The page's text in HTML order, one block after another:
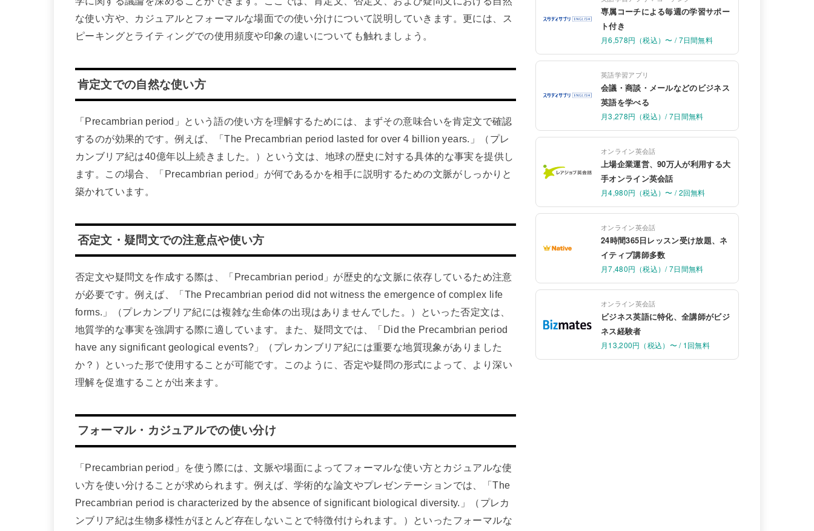
な使い方や、カジュアルとフォーマルな場面での使い分けについて説明していきます。更には、ス
ピーキングとライティングでの使用頻度や印象の違いについても触れましょう。
肯定文での自然な使い方
「Precambrian period」という語の使い方を理解するためには、まずその意味合いを肯定文で確認
するのが効果的です。例えば、「The Precambrian period lasted for over 4 billion years.」（プレ
カンブリア紀は40億年以上続きました。）という文は、地球の歴史に対する具体的な事実を提供し
ます。この場合、「Precambrian period」が何であるかを相手に説明するための文脈がしっかりと
築かれています。
否定文・疑問文での注意点や使い方
否定文や疑問文を作成する際は、「Precambrian period」が歴史的な文脈に依存しているため注意
が必要です。例えば、「The Precambrian period did not witness the emergence of complex life
forms.」（プレカンブリア紀には複雑な生命体の出現はありませんでした。）といった否定文は、
地質学的な事実を強調する際に適しています。また、疑問文では、「Did the Precambrian period
have any significant geological events?」（プレカンブリア紀には重要な地質現象がありました
か？）といった形で使用することが可能です。このように、否定や疑問の形式によって、より深い
理解を促進することが出来ます。
フォーマル・カジュアルでの使い分け
「Precambrian period」を使う際には、文脈や場面によってフォーマルな使い方とカジュアルな使
い方を使い分けることが求められます。例えば、学術的な論文やプレゼンテーションでは、「The
Precambrian period is characterized by the absence of significant biological diversity.」（プレカ
ンブリア紀は生物多様性がほとんど存在しないことで特徴付けられます。）といったフォーマルな
専属コーチによる毎週の学習サポー
ト付き
月6,578円（税込）〜 / 7日間無料
英語学習アプリ
会議・商談・メールなどのビジネス
英語を学べる
月3,278円（税込）/ 7日間無料
オンライン英会話
上場企業運営、90万人が利用する大
手オンライン英会話
月4,980円（税込）〜 / 2回無料
オンライン英会話
24時間365日レッスン受け放題、ネ
イティブ講師多数
月7,480円（税込）/ 7日間無料
オンライン英会話
ビジネス英語に特化、全講師がビジ
ネス経験者
月13,200円（税込）〜 / 1回無料